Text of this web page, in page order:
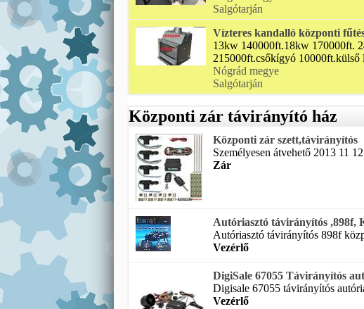
Salgótarján
Vízteres kandalló központi
13kw 140000ft.18kw 170000ft.
215000ft.csőkígyó 10000ft.külső
Nógrád megye
Salgótarján
Központi zár távirányító ház
Központi zár szett,távirányítós
Személyesen átvehető 2013 11
Zár
Autóriasztó távirányítós ,898f,
Autóriasztó távirányítós 898f
Vezérlő
DigiSale 67055 Távirányítós
Digisale 67055 távirányítós
Vezérlő